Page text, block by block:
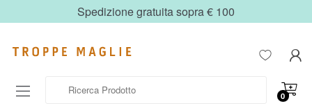
Spedizione gratuita sopra € 100
0